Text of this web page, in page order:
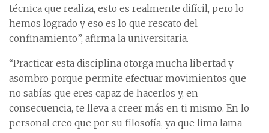
técnica que realiza, esto es realmente difícil, pero lo
hemos logrado y eso es lo que rescato del
confinamiento”, afirma la universitaria.
“Practicar esta disciplina otorga mucha libertad y
asombro porque permite efectuar movimientos que
no sabías que eres capaz de hacerlos y, en
consecuencia, te lleva a creer más en ti mismo. En lo
personal creo que por su filosofía, ya que lima lama